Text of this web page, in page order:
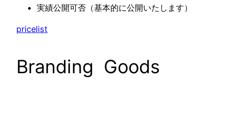
実績公開可否（基本的に公開いたします）
pricelist
Branding Goods